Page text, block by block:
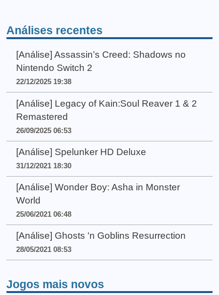
Análises recentes
[Análise] Assassin’s Creed: Shadows no
Nintendo Switch 2
22/12/2025 19:38
[Análise] Legacy of Kain:Soul Reaver 1 & 2
Remastered
26/09/2025 06:53
[Análise] Spelunker HD Deluxe
31/12/2021 18:30
[Análise] Wonder Boy: Asha in Monster
World
25/06/2021 06:48
[Análise] Ghosts 'n Goblins Resurrection
28/05/2021 08:53
Jogos mais novos